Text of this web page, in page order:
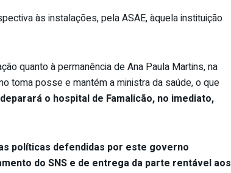
às instalações, pela ASAE, àquela instituição
quanto à permanência de Ana Paula Martins, na
toma posse e mantém a ministra da saúde, o que
o hospital de Famalicão, no imediato,
políticas defendidas por este governo
do SNS e de entrega da parte rentável aos